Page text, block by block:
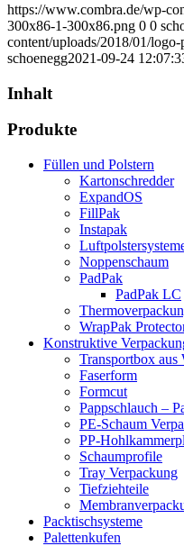
https://www.combra.de/wp-
300x86-1-300x86.png 0 0
content/uploads/2018/01/
schoenegg2021-09-24
Inhalt
Produkte
Füllen und Polstern
Kartonschredder
ExpandOS
FillPak
Instapak
Noppenschaum
PadPak
PadPak LC
WrapPak
Konstruktive
Transportbox aus
Faserform
Formcut
Pappschlauch –
PE-Schaum
PP-
Schaumprofile
Tray Verpackung
Tiefziehteile
Packtischsysteme
Palettenkufen